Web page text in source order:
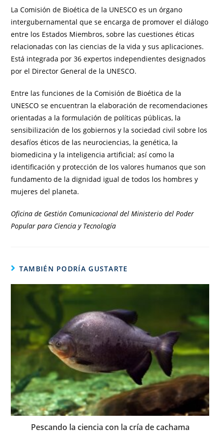
La Comisión de Bioética de la UNESCO es un órgano
intergubernamental que se encarga de promover el diálogo
entre los Estados Miembros, sobre las cuestiones éticas
relacionadas con las ciencias de la vida y sus aplicaciones.
Está integrada por 36 expertos independientes designados
por el Director General de la UNESCO.
Entre las funciones de la Comisión de Bioética de la
UNESCO se encuentran la elaboración de recomendaciones
orientadas a la formulación de políticas públicas, la
sensibilización de los gobiernos y la sociedad civil sobre los
desafíos éticos de las neurociencias, la genética, la
biomedicina y la inteligencia artificial; así como la
identificación y protección de los valores humanos que son
fundamento de la dignidad igual de todos los hombres y
mujeres del planeta.
Oficina de Gestión Comunicacional del Ministerio del Poder
Popular para Ciencia y Tecnología
TAMBIÉN PODRÍA GUSTARTE
Pescando la ciencia con la cría de cachama